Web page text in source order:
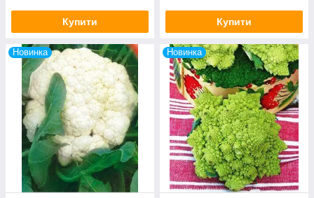
Купити Купити
Новинка Новинка